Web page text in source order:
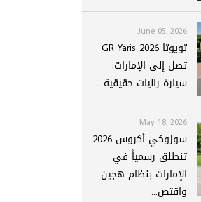
June 05, 2026
تويوتا GR Yaris 2026
تصل إلى الإمارات:
سيارة راليات حقيقية ...
May 18, 2026
سوزوكي أكروس 2026
تنطلق رسمياً في
الإمارات بنظام هجين
واقتص...